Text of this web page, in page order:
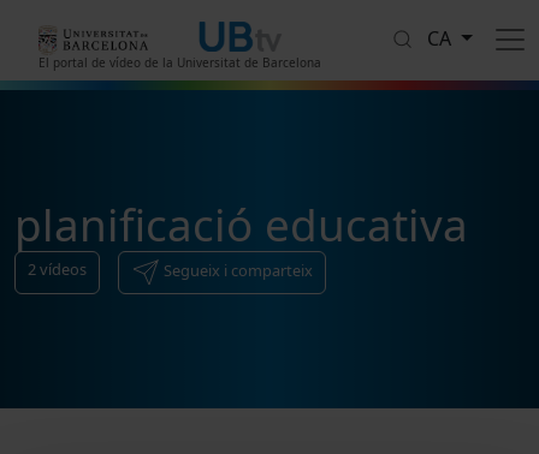
El portal de vídeo de la Universitat de Barcelona
CA
planificació educativa
2vídeos Segueix i comparteix